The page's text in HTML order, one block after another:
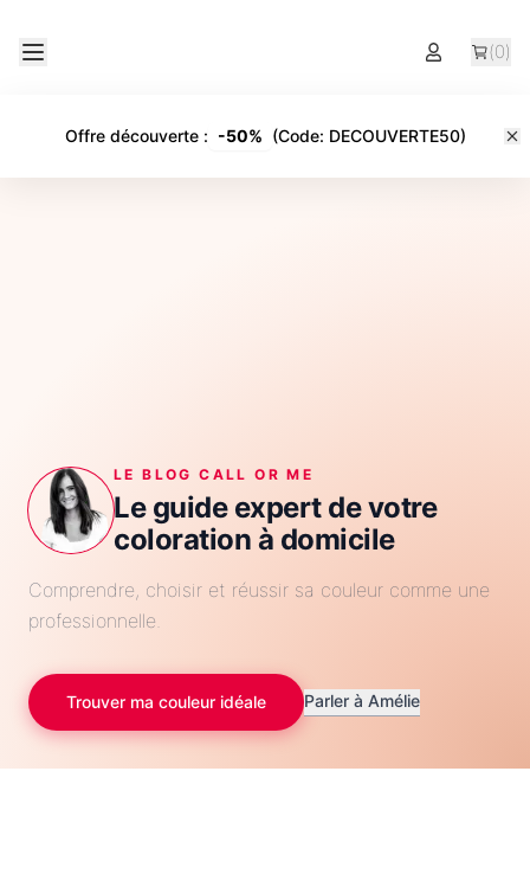
(0)
Offre découverte: -50% (Code: DECOUVERTE50)
LE BLOG CALL OR ME
Le guide expert de votre
coloration à domicile
Comprendre, choisir et réussir sa couleur comme une
professionnelle.
Trouver ma couleur idéale Parler à Amélie